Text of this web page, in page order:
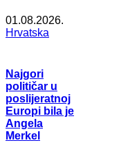
01.08.2026.
Hrvatska
Najgori
političar u
poslijeratnoj
Europi bila je
Angela
Merkel